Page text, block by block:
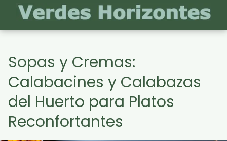
Sopas y Cremas:
Calabacines y Calabazas
del Huerto para Platos
Reconfortantes